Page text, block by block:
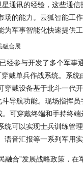
通讯的经验，这些通
的能力。云狐智能工
军事智能化快速提供
经参与开发了多个军事
戴单兵作战系统。系
穿戴设备基于北斗一代
导航功能。现场指挥
可穿戴终端和手持终
统可以实现士兵训练管
语音汇报等一系列军用
融合”发展战略政策，